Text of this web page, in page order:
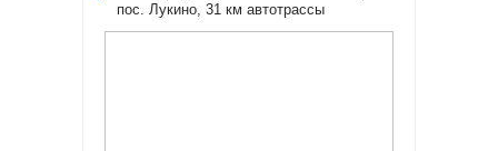
пос. Лукино, 31 км автотрассы